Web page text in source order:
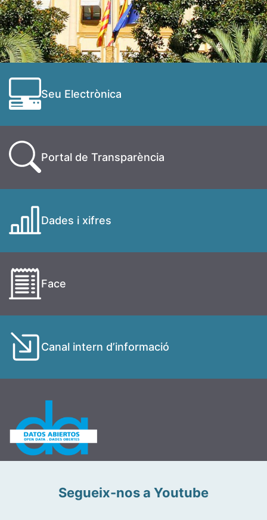
Seu Electrònica
Portal de Transparència
Dades i xifres
Face
Canal intern d’informació
Segueix-nos a Youtube